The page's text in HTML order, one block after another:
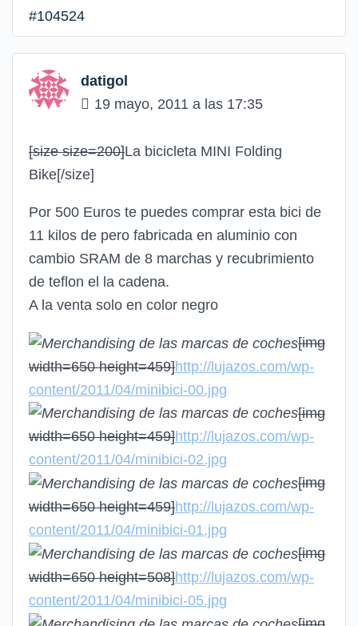
#104524
datigol
19 mayo, 2011 a las 17:35
[size size=200]La bicicleta MINI Folding
Bike[/size]
Por 500 Euros te puedes comprar esta bici de
11 kilos de pero fabricada en aluminio con
cambio SRAM de 8 marchas y recubrimiento
de teflon el la cadena.
A la venta solo en color negro
[img
width=650 height=459]http://lujazos.com/wp-
content/2011/04/minibici-00.jpg
[img
width=650 height=459]http://lujazos.com/wp-
content/2011/04/minibici-02.jpg
[img
width=650 height=459]http://lujazos.com/wp-
content/2011/04/minibici-01.jpg
[img
width=650 height=508]http://lujazos.com/wp-
content/2011/04/minibici-05.jpg